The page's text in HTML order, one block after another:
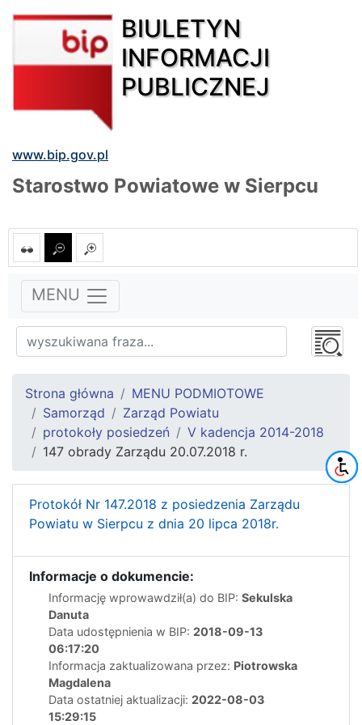
BIULETYN
INFORMACJI
PUBLICZNEJ
www.bip.gov.pl
Starostwo Powiatowe w Sierpcu
MENU
Strona główna
MENU PODMIOTOWE
Samorząd
Zarząd Powiatu
protokoły posiedzeń
V kadencja 2014-2018
147 obrady Zarządu 20.07.2018 r.
Protokół Nr 147.2018 z posiedzenia Zarządu
Powiatu w Sierpcu z dnia 20 lipca 2018r.
Informacje o dokumencie:
Informację wprowawdził(a) do BIP: Sekulska
Danuta
Data udostępnienia w BIP: 2018-09-13
06:17:20
Informacja zaktualizowana przez: Piotrowska
Magdalena
Data ostatniej aktualizacji: 2022-08-03
15:29:15